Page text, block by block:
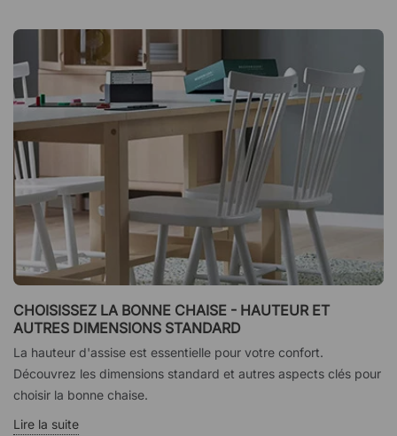
CHOISISSEZ LA BONNE CHAISE - HAUTEUR ET
AUTRES DIMENSIONS STANDARD
La hauteur d'assise est essentielle pour votre confort.
Découvrez les dimensions standard et autres aspects clés pour
choisir la bonne chaise.
Lire la suite